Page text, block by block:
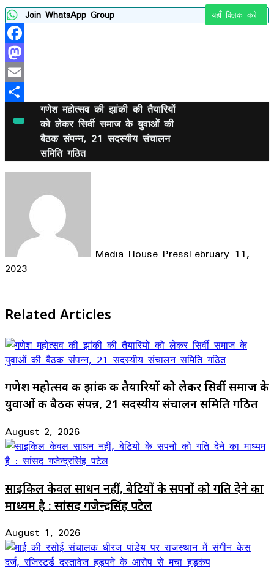
Join WhatsApp Group यहाँ क्लिक करे
Facebook
Mastodon
Email
गणेश महोत्सव की झांकी की तैयारियों
को लेकर सिर्वी समाज के युवाओं की
बैठक संपन्न, 21 सदस्यीय संचालन
समिति गठित
Media House PressFebruary 11,
2023
Related Articles
गणेश महोत्सव की झांकी की तैयारियों को लेकर सिर्वी समाज के
युवाओं की बैठक संपन्न, 21 सदस्यीय संचालन समिति गठित
August 2, 2026
साइकिल केवल साधन नहीं, बेटियों के सपनों को गति देने का
माध्यम है : सांसद गजेन्द्रसिंह पटेल
August 1, 2026